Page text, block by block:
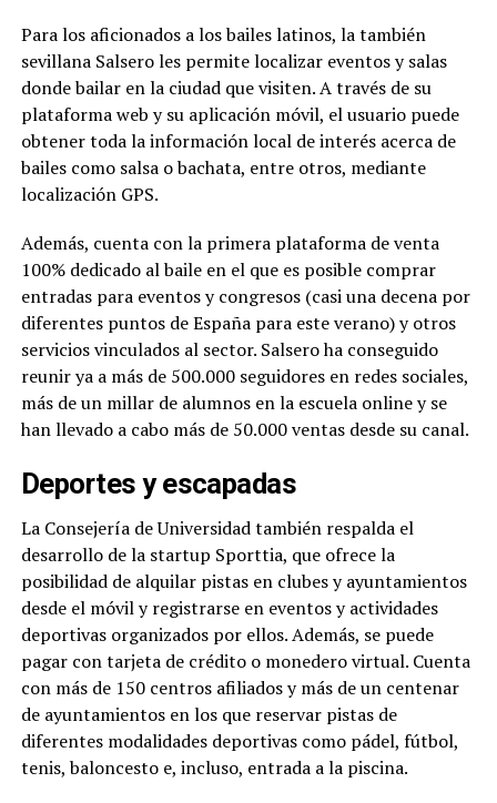
Para los aficionados a los bailes latinos, la también
sevillana Salsero les permite localizar eventos y salas
donde bailar en la ciudad que visiten. A través de su
plataforma web y su aplicación móvil, el usuario puede
obtener toda la información local de interés acerca de
bailes como salsa o bachata, entre otros, mediante
localización GPS.
Además, cuenta con la primera plataforma de venta
100% dedicado al baile en el que es posible comprar
entradas para eventos y congresos (casi una decena por
diferentes puntos de España para este verano) y otros
servicios vinculados al sector. Salsero ha conseguido
reunir ya a más de 500.000 seguidores en redes sociales,
más de un millar de alumnos en la escuela online y se
han llevado a cabo más de 50.000 ventas desde su canal.
Deportes y escapadas
La Consejería de Universidad también respalda el
desarrollo de la startup Sporttia, que ofrece la
posibilidad de alquilar pistas en clubes y ayuntamientos
desde el móvil y registrarse en eventos y actividades
deportivas organizados por ellos. Además, se puede
pagar con tarjeta de crédito o monedero virtual. Cuenta
con más de 150 centros afiliados y más de un centenar
de ayuntamientos en los que reservar pistas de
diferentes modalidades deportivas como pádel, fútbol,
tenis, baloncesto e, incluso, entrada a la piscina.